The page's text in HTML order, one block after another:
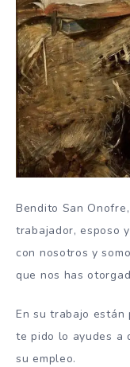
Bendito San Onofre,
trabajador, esposo
con nosotros y
que nos has
En su trabajo están
te pido lo ayudes a
su empleo.